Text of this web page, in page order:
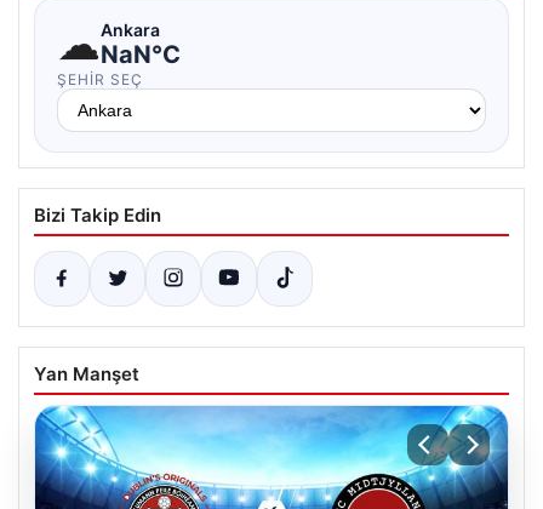
☁Ankara
NaN°C
ŞEHIR SEÇ
Bizi Takip Edin
Yan Manşet